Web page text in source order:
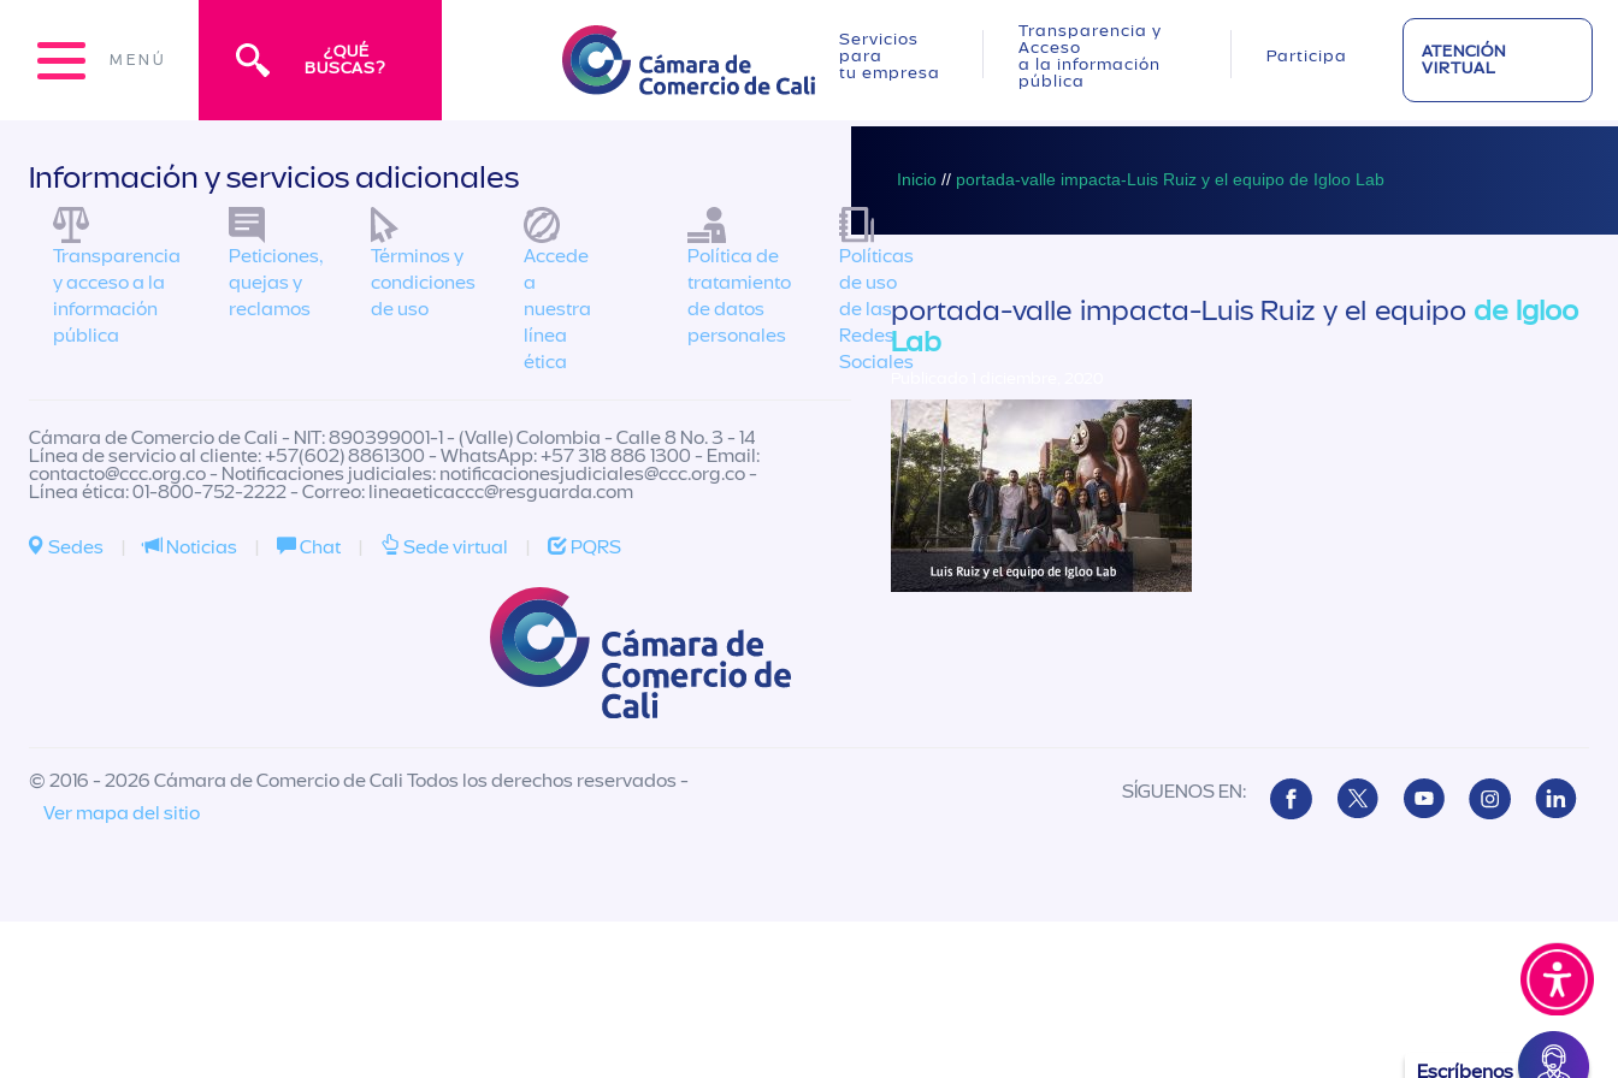
MENÚ
¿QUÉ
BUSCAS?
Servicios
para
tu empresa
Transparencia y
Acceso
a la información
pública
Participa
ATENCIÓN
VIRTUAL
Inicio // portada-valle impacta-Luis Ruiz y el equipo de Igloo Lab
portada-valle impacta-Luis Ruiz y el equipo de Igloo
Lab
Escríbenos
Información y servicios adicionales
Transparencia
y acceso a la
información
pública
Peticiones,
quejas y
reclamos
Términos y
condiciones
de uso
Accede
a
nuestra
línea
ética
Política de
tratamiento
de datos
personales
Políticas
de uso
de las
Redes
Sociales
Cámara de Comercio de Cali - NIT: 890399001-1 - (Valle) Colombia - Calle 8 No. 3 - 14
Línea de servicio al cliente: +57(602) 8861300 - WhatsApp: +57 318 886 1300 - Email:
contacto@ccc.org.co- Notificaciones judiciales: notificacionesjudiciales@ccc.org.co-
Línea ética: 01-800-752-2222 - Correo: lineaeticaccc@resguarda.com
Sedes | Noticias | Chat | Sede virtual | PQRS
© 2016 - 2026 Cámara de Comercio de Cali Todos los derechos reservados -
Ver mapa del sitio
SÍGUENOS EN: